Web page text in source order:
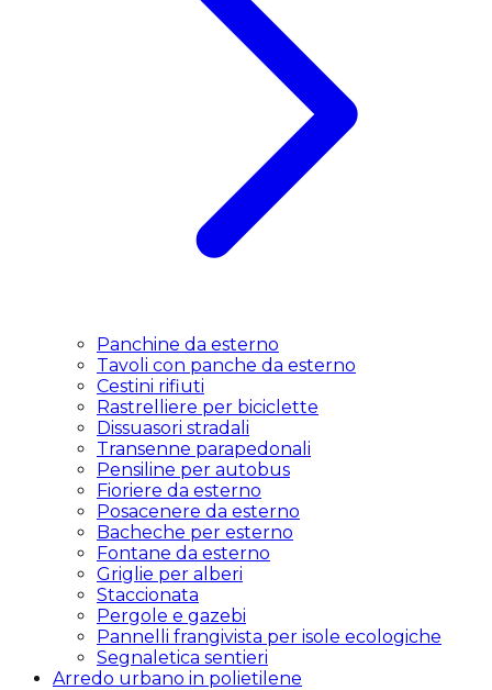
Panchine da esterno
Tavoli con panche da esterno
Cestini rifiuti
Rastrelliere per biciclette
Dissuasori stradali
Transenne parapedonali
Pensiline per autobus
Fioriere da esterno
Posacenere da esterno
Bacheche per esterno
Fontane da esterno
Griglie per alberi
Staccionata
Pergole e gazebi
Pannelli frangivista per isole ecologiche
Segnaletica sentieri
Arredo urbano in polietilene